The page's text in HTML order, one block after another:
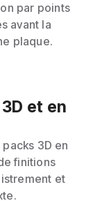
par points
avant la
plaque.
et en
3D en
finitions
et